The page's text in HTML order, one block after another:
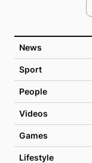
News
Sport
People
Videos
Games
Lifestyle